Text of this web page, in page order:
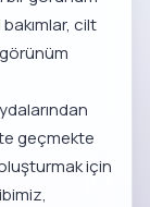
cilt
geçmekte
için